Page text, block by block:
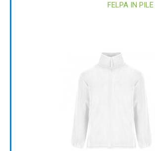
FELPA IN